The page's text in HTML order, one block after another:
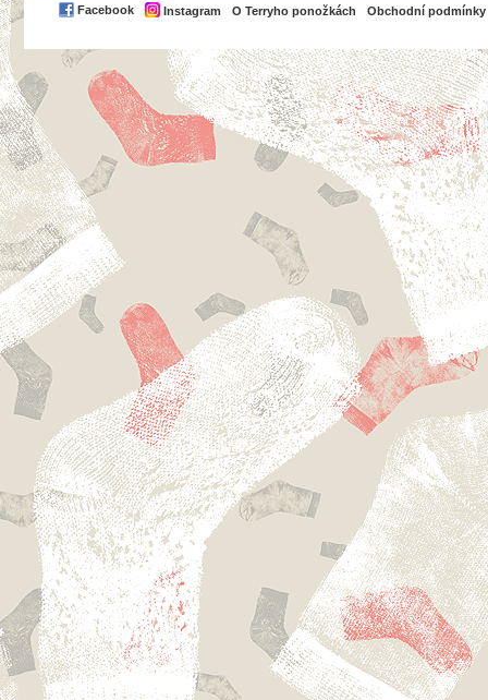
Facebook Instagram O Terryho ponožkách Obchodní podmínky
PayPal